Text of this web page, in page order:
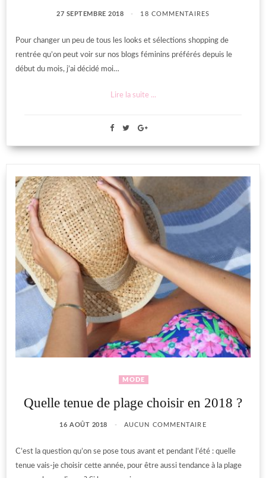
27 SEPTEMBRE 2018 18 COMMENTAIRES
Pour changer un peu de tous les looks et sélections shopping de
rentrée qu’on peut voir sur nos blogs féminins préférés depuis le
début du mois, j’ai décidé moi…
Lire la suite ...
MODE
Quelle tenue de plage choisir en 2018 ?
16 AOÛT 2018 AUCUN COMMENTAIRE
C’est la question qu’on se pose tous avant et pendant l’été : quelle
tenue vais-je choisir cette année, pour être aussi tendance à la plage